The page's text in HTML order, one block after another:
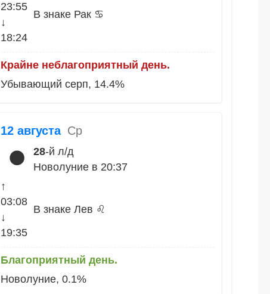
23:55
↓
18:24
В знаке Рак ♋
Крайне неблагоприятный день.
Убывающий серп, 14.4%
12 августа Ср
🌑 28-й л/д
Новолуние в 20:37
↑
03:08
↓
19:35
В знаке Лев ♌
Благоприятный день.
Новолуние, 0.1%